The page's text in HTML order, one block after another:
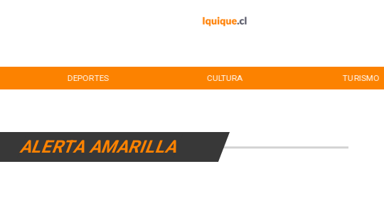
DEPORTES CULTURA TURISMO
ALERTA AMARILLA